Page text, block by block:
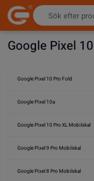
Hoppa till innehållet
Google Pixel
Google Pixel 10 Pro Fold
Google Pixel 10a
Google Pixel 10 Pro XL Mobilskal
Google Pixel 9 Pro Mobilskal
Google Pixel 8 Pro Mobilskal